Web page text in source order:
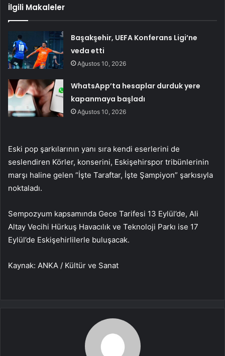
İlgili Makaleler
Başakşehir, UEFA Konferans Ligi’ne
veda etti
Ağustos 10, 2026
WhatsApp’ta hesaplar durduk yere
kapanmaya başladı
Ağustos 10, 2026
Eski pop şarkılarının yanı sıra kendi eserlerini de
seslendiren Körler, konserini, Eskişehirspor tribünlerinin
marşı haline gelen “İşte Taraftar, İşte Şampiyon” şarkısıyla
noktaladı.
Sempozyum kapsamında Gece Tarifesi 13 Eylül’de, Ali
Altay Vecihi Hürkuş Havacılık ve Teknoloji Parkı ise 17
Eylül’de Eskişehirlilerle buluşacak.
Kaynak: ANKA / Kültür ve Sanat